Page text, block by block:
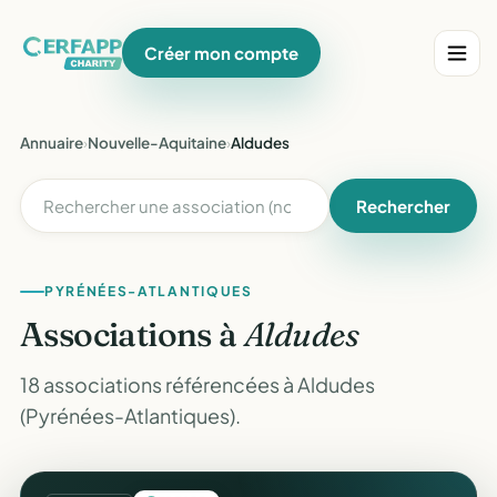
Créer mon compte
Annuaire›Nouvelle-Aquitaine›Aldudes
Rechercher
PYRÉNÉES-ATLANTIQUES
Associations àAldudes
18 associations référencées à Aldudes
(Pyrénées-Atlantiques).